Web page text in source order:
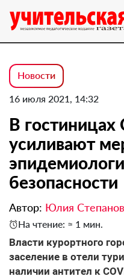
Новости
16 июля 2021, 14:32
В гостиницах
усиливают
безопасности
Автор: Юлия
На чтение: ≈ 1 мин.
Власти курортного
заселение в отели
наличии антител к